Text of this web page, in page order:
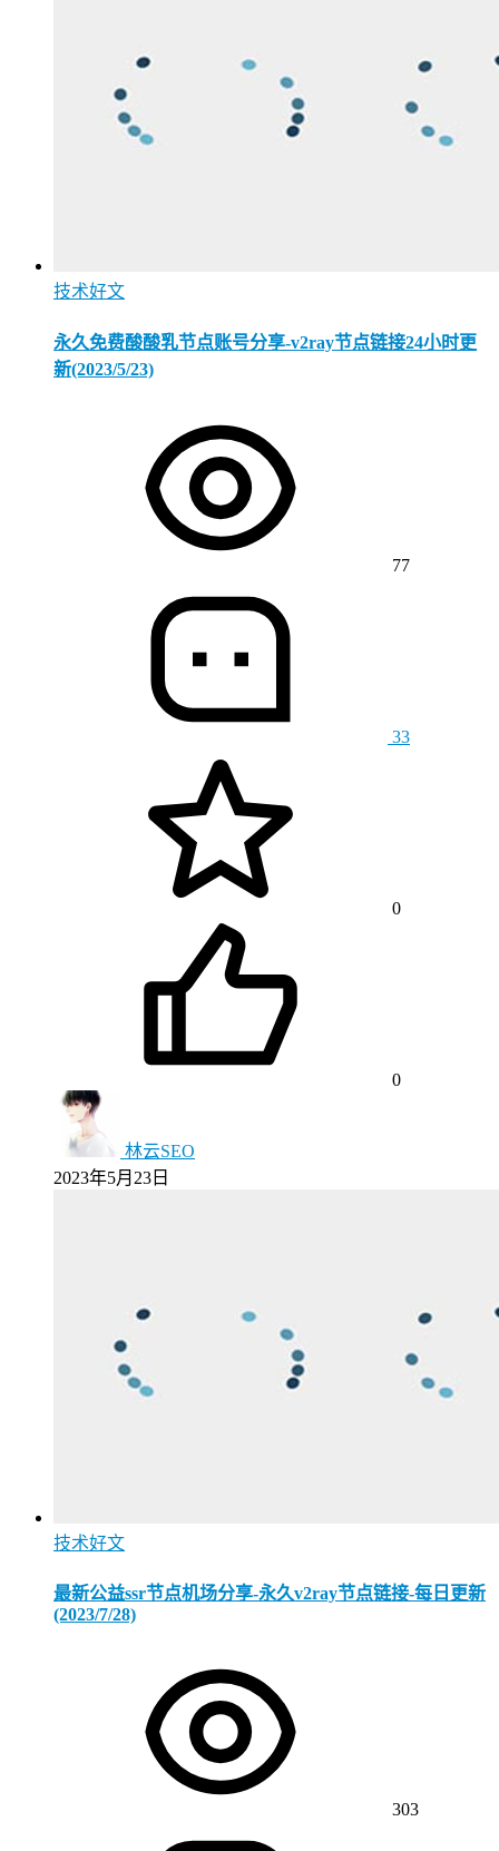
技术好文
永久免费酸酸乳节点账号分享-v2ray节点链接24小时更
新(2023/5/23)
77
33
0
0
林云SEO
2023年5月23日
技术好文
最新公益ssr节点机场分享-永久v2ray节点链接-每日更新
(2023/7/28)
303